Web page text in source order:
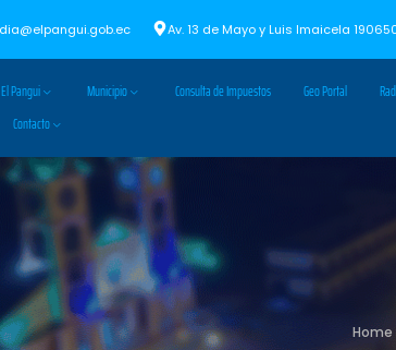
Av. 13 de Mayo y Luis Imaicela
El Pangui Municipio Consulta de Impuestos Geo Portal
Contacto
Home